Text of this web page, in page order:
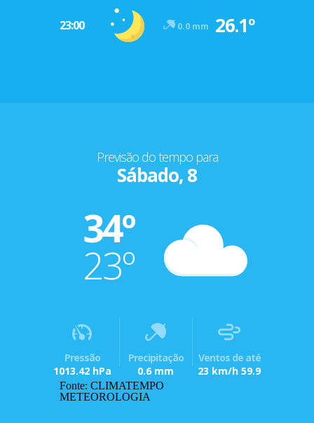
23:00 0.0 mm 26.1º
Previsão do tempo para
Sábado, 8
34º
23º
Pressão
1013.42 hPa
Precipitação
0.6 mm
Ventos de até
23 km/h 59.9
Fonte: CLIMATEMPO
METEOROLOGIA